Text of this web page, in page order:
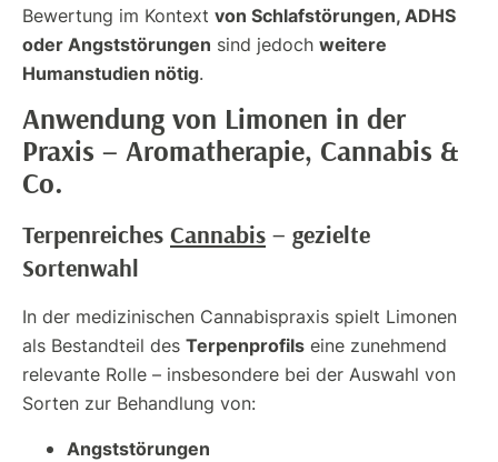
Bewertung im Kontext von Schlafstörungen, ADHS
oder Angststörungen sind jedoch weitere
Humanstudien nötig.
Anwendung von Limonen in der
Praxis – Aromatherapie, Cannabis &
Co.
Terpenreiches Cannabis – gezielte
Sortenwahl
In der medizinischen Cannabispraxis spielt Limonen
als Bestandteil des Terpenprofils eine zunehmend
relevante Rolle – insbesondere bei der Auswahl von
Sorten zur Behandlung von:
Angststörungen